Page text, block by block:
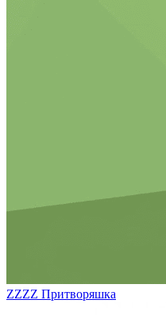
ZZZZ Притворяшка